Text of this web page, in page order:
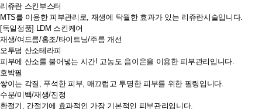
리쥬란 스킨부스터
MTS를 이용한 피부관리로, 재생에 탁월한 효과가 있는 리쥬란시술입니다.
[독일정품] LDM 스킨케어
재생/여드름/홍조/타이트닝/주름 개선
오투덤 산소테라피
피부에 산소를 불어넣는 시간! 고농도 음이온을 이용한 피부관리입니다.
호박필
쌓이는 각질, 푸석한 피부, 매끄럽고 투명한 피부를 위한 필링입니다.
수분/미백/재생/진정
환절기, 간절기에 효과적인 가장 기본적인 피부관리입니다.